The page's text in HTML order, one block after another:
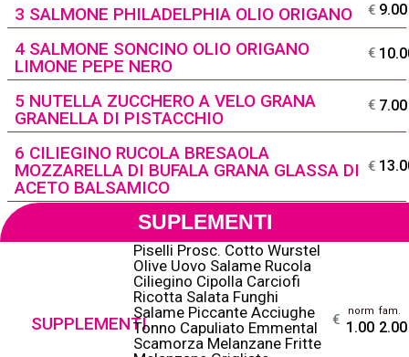
3 SALMONE PHILADELPHIA OLIO ORIGANO € 9.00
4 SALMONE SONCINO OLIO ORIGANO
LIMONE PEPE NERO
€
5 NUTELLA ZUCCHERO A VELO GRANA
GRANELLA DI PISTACCHIO
€ 7.00
6 CILIEGINO RUCOLA BRESAOLA
MOZZARELLA DI BUFALA GRANA GLASSA DI
ACETO BALSAMICO
€
SUPLEMENTI
SUPPLEMENTI
@
Piselli Prosc. Cotto Wurstel
Olive Uovo Salame Rucola
Ciliegino Cipolla Carciofi
Ricotta Salata Funghi
Salame Piccante Acciughe
Tonno Capuliato Emmental
Scamorza Melanzane Fritte
€
norm
1.00
fam.
2.00